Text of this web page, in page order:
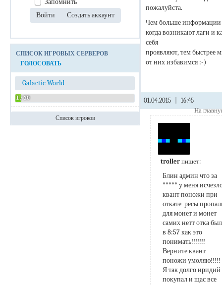
Запомнить
СПИСОК ИГРОВЫХ СЕРВЕРОВ
ГОЛОСОВАТЬ
Galactic World
1 / 20
Список игроков
пожалуйста.
Чем больше информации
когда возникают лаги и
себя
проявляют, тем быстрее
от них избавимся :-)
01.04.2015
16:45
На
troller пишет:
Блин админ что за
***** у меня
квант поножи при
откате  ресы
для монет и монет
самих нетт отка был
в 8:57 как это
понимать!!!!!!!
Верните квант
поножи умоляю!!!!!
Я так долго иридий
покупал и щас все